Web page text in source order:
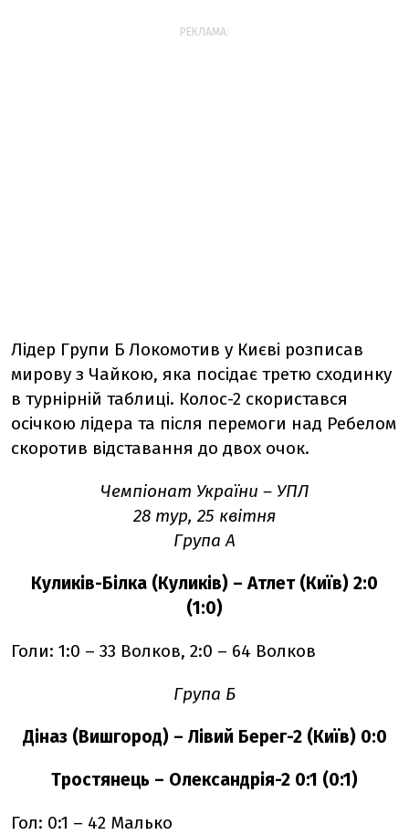
РЕКЛАМА:
Лідер Групи Б Локомотив у Києві розписав
мирову з Чайкою, яка посідає третю сходинку
в турнірній таблиці. Колос-2 скористався
осічкою лідера та після перемоги над Ребелом
скоротив відставання до двох очок.
Чемпіонат України – УПЛ
28 тур, 25 квітня
Група А
Куликів-Білка (Куликів) – Атлет (Київ) 2:0
(1:0)
Голи: 1:0 – 33 Волков, 2:0 – 64 Волков
Група Б
Діназ (Вишгород) – Лівий Берег-2 (Київ) 0:0
Тростянець – Олександрія-2 0:1 (0:1)
Гол: 0:1 – 42 Малько